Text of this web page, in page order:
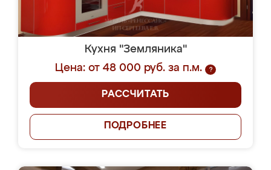
Кухня "Земляника"
Цена: от 48 000 руб. за п.м.
?
РАССЧИТАТЬ
ПОДРОБНЕЕ